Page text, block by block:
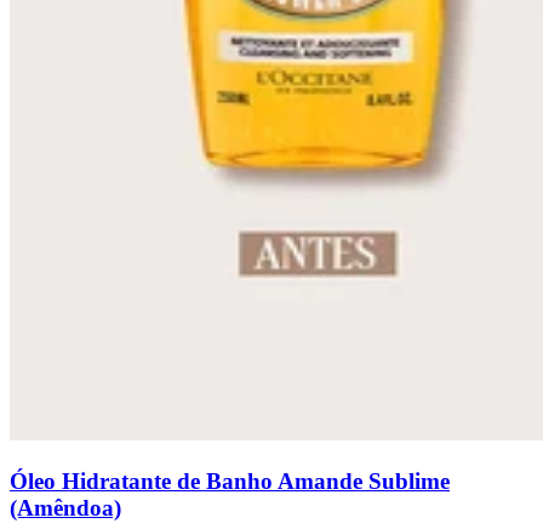
Óleo Hidratante de Banho Amande Sublime
(Amêndoa)